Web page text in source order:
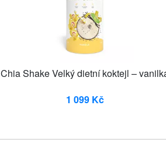
Chia Shake Velký dietní koktejl –
1 099 Kč